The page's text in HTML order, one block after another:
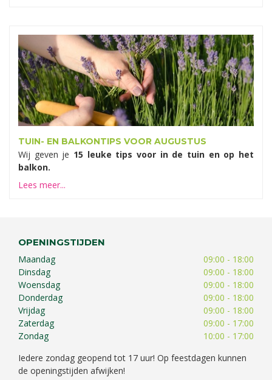
TUIN- EN BALKONTIPS VOOR AUGUSTUS
Wij geven je 15 leuke tips voor in de tuin en op het
balkon.
Lees meer...
OPENINGSTIJDEN
Maandag
09:00 - 18:00
Dinsdag
09:00 - 18:00
Woensdag
09:00 - 18:00
Donderdag
09:00 - 18:00
Vrijdag
09:00 - 18:00
Zaterdag
09:00 - 17:00
Zondag
10:00 - 17:00
Iedere zondag geopend tot 17 uur! Op feestdagen kunnen
de openingstijden afwijken!